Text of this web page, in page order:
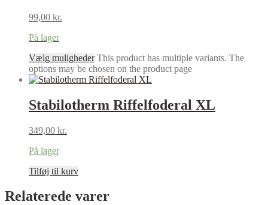
99,00 kr.
På lager
Vælg mulighederThis product has multiple variants. The
options may be chosen on the product page
Stabilotherm Riffelfoderal XL
349,00 kr.
På lager
Tilføj til kurv
Relaterede varer